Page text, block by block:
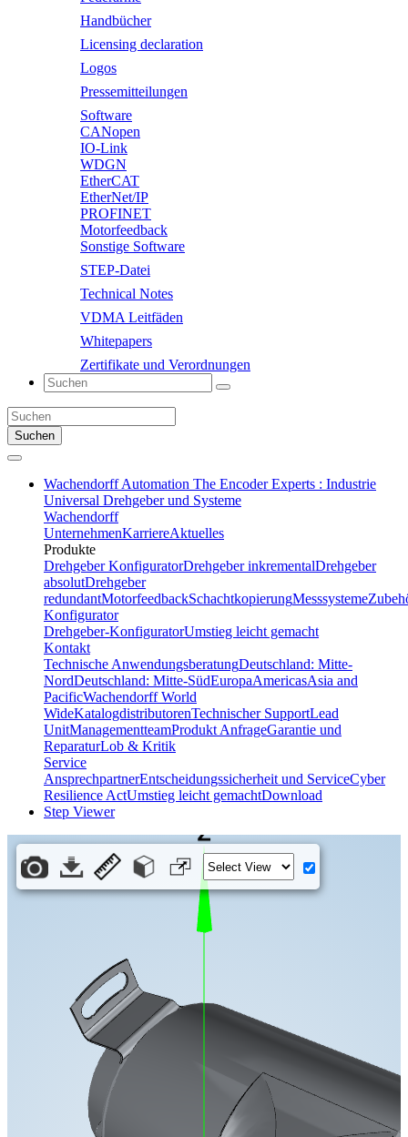
Handbücher
Licensing declaration
Logos
Pressemitteilungen
Software
CANopen
IO-Link
WDGN
EtherCAT
EtherNet/IP
PROFINET
Motorfeedback
Sonstige Software
STEP-Datei
Technical Notes
VDMA Leitfäden
Whitepapers
Zertifikate und Verordnungen
Suchen
Wachendorff Automation The Encoder Experts : Industrie
Universal Drehgeber und Systeme
Wachendorff
UnternehmenKarriereAktuelles
Produkte
Drehgeber KonfiguratorDrehgeber inkrementalDrehgeber
absolutDrehgeber
redundantMotorfeedbackSchachtkopierungMesssysteme
Konfigurator
Drehgeber-KonfiguratorUmstieg leicht gemacht
Kontakt
Technische AnwendungsberatungDeutschland: Mitte-
NordDeutschland: Mitte-SüdEuropaAmericasAsia and
PacificWachendorff World
WideKatalogdistributorenTechnischer SupportLead
UnitManagementteamProdukt AnfrageGarantie und
ReparaturLob & Kritik
Service
AnsprechpartnerEntscheidungssicherheit und ServiceCyber
Resilience ActUmstieg leicht gemachtDownload
Step Viewer